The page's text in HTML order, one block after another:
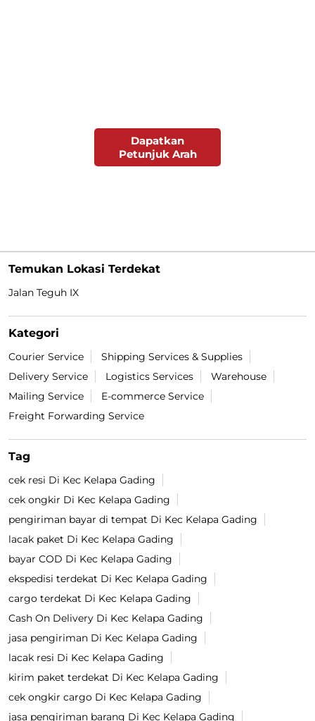
Dapatkan
Petunjuk Arah
Temukan Lokasi Terdekat
Jalan Teguh IX
Kategori
Courier Service
Shipping Services & Supplies
Delivery Service
Logistics Services
Warehouse
Mailing Service
E-commerce Service
Freight Forwarding Service
Tag
cek resi Di Kec Kelapa Gading
cek ongkir Di Kec Kelapa Gading
pengiriman bayar di tempat Di Kec Kelapa Gading
lacak paket Di Kec Kelapa Gading
bayar COD Di Kec Kelapa Gading
ekspedisi terdekat Di Kec Kelapa Gading
cargo terdekat Di Kec Kelapa Gading
Cash On Delivery Di Kec Kelapa Gading
jasa pengiriman Di Kec Kelapa Gading
lacak resi Di Kec Kelapa Gading
kirim paket terdekat Di Kec Kelapa Gading
cek ongkir cargo Di Kec Kelapa Gading
jasa pengiriman barang Di Kec Kelapa Gading